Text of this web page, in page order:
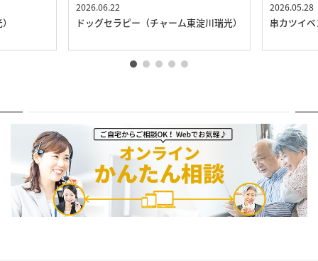
2026.06.22
ドッグセラピー（チャーム東淀川瑞光）
2026.05.28
串カツイ